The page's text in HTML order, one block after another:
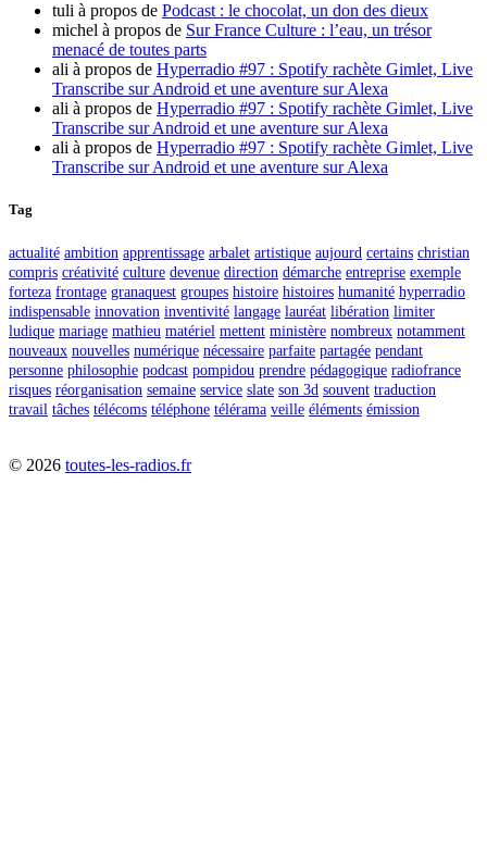
tuli à propos de Podcast : le chocolat, un don des dieux
michel à propos de Sur France Culture : l’eau, un trésor
menacé de toutes parts
ali à propos de Hyperradio #97 : Spotify rachète Gimlet, Live
Transcribe sur Android et une aventure sur Alexa
ali à propos de Hyperradio #97 : Spotify rachète Gimlet, Live
Transcribe sur Android et une aventure sur Alexa
ali à propos de Hyperradio #97 : Spotify rachète Gimlet, Live
Transcribe sur Android et une aventure sur Alexa
Tag
actualité ambition apprentissage arbalet artistique aujourd certains christian
compris créativité culture devenue direction démarche entreprise exemple
forteza frontage granaquest groupes histoire histoires humanité hyperradio
indispensable innovation inventivité langage lauréat libération limiter
ludique mariage mathieu matériel mettent ministère nombreux notamment
nouveaux nouvelles numérique nécessaire parfaite partagée pendant
personne philosophie podcast pompidou prendre pédagogique radiofrance
risques réorganisation semaine service slate son 3d souvent traduction
travail tâches télécoms téléphone télérama veille éléments émission
© 2026 toutes-les-radios.fr